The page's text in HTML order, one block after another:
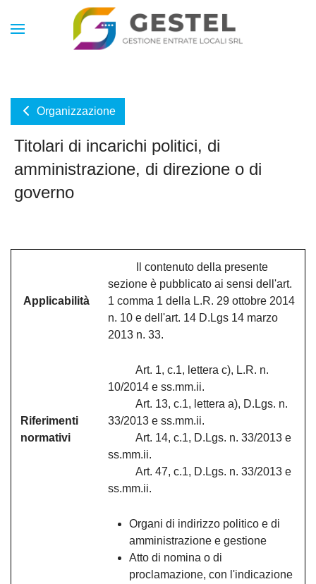
Organizzazione
Titolari di incarichi politici, di
amministrazione, di direzione o di
governo
Applicabilità
Il contenuto della presente
sezione è pubblicato ai sensi dell'art.
1 comma 1 della L.R. 29 ottobre 2014
n. 10 e dell'art. 14 D.Lgs 14 marzo
2013 n. 33.
Riferimenti
normativi
Art. 1, c.1, lettera c), L.R. n.
10/2014 e ss.mm.ii.
Art. 13, c.1, lettera a), D.Lgs. n.
33/2013 e ss.mm.ii.
Art. 14, c.1, D.Lgs. n. 33/2013 e
ss.mm.ii.
Art. 47, c.1, D.Lgs. n. 33/2013 e
ss.mm.ii.
Organi di indirizzo politico e di
amministrazione e gestione
Atto di nomina o di
proclamazione, con l'indicazione